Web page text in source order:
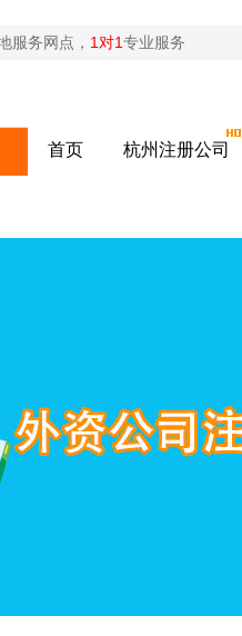
服务网点， 1对1专业服务
首页 杭州注册公司